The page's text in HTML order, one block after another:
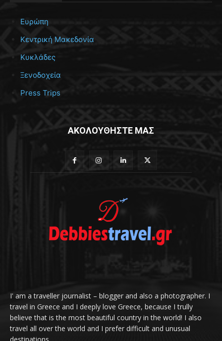
Ευρώπη
Κεντρική Μακεδονία
Κυκλάδες
Ξενοδοχεία
Press Trips
ΑΚΟΛΟΥΘΗΣΤΕ ΜΑΣ
I' am a traveller journalist – blogger and also a photographer. I
travel in Greece and I deeply love Greece, because I trully
believe that is the most beautiful country in the world! I also
travel all over the world and I prefer difficult and unusual